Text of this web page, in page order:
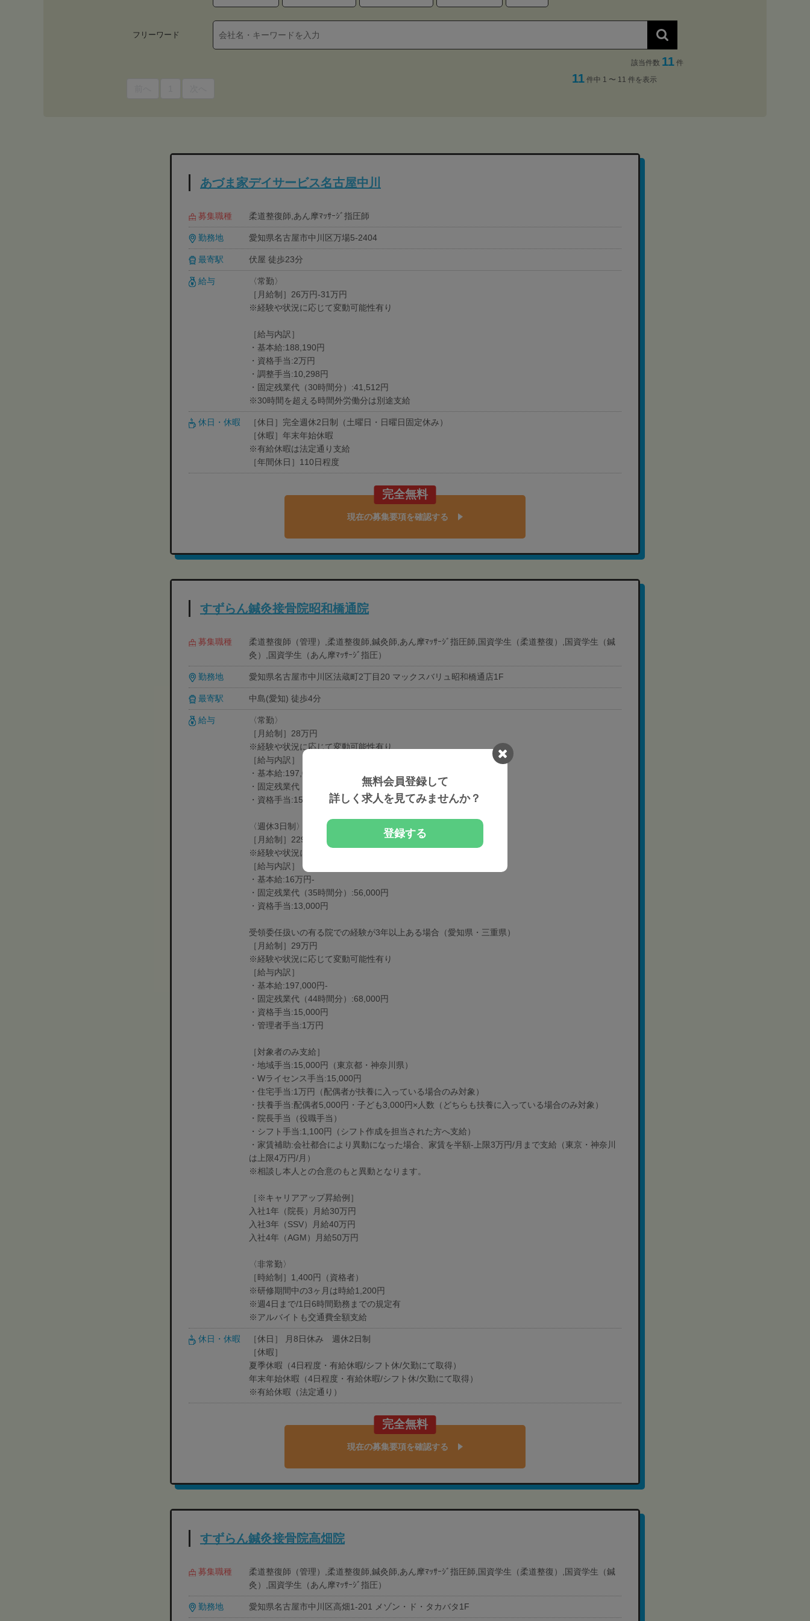
フリーワード
該当件数 11 件
11 件中 1 〜 11 件を表示
あづま家デイサービス名古屋中川
募集職種 柔道整復師,あん摩ﾏｯｻｰｼﾞ指圧師
勤務地 愛知県名古屋市中川区万場5-2404
最寄駅 伏屋 徒歩23分
給与
〈常勤〉
［月給制］26万円-31万円
※経験や状況に応じて変動可能性有り
［給与内訳］
・基本給:188,190円
・資格手当:2万円
・調整手当:10,298円
・固定残業代（30時間分）:41,512円
※30時間を超える時間外労働分は別途支給
休日・休暇
［休日］完全週休2日制（土曜日・日曜日固定休み）
［休暇］年末年始休暇
※有給休暇は法定通り支給
［年間休日］110日程度
完全無料
現在の募集要項を確認する
すずらん鍼灸接骨院昭和橋通院
募集職種
柔道整復師（管理）,柔道整復師,鍼灸師,あん摩ﾏｯｻｰｼﾞ指圧師,国資学生（柔道整復）,国資学生（鍼
灸）,国資学生（あん摩ﾏｯｻｰｼﾞ指圧）
勤務地 愛知県名古屋市中川区法蔵町2丁目20 マックスバリュ昭和橋通店1F
最寄駅 中島(愛知) 徒歩4分
給与
〈常勤〉
［月給制］28万円
※経験や状況に応じて変動可能性有り
［給与内訳］
・基本給:197,000円-
・固定残業代（44時間分）:68,000円
・資格手当:15,000円
〈週休3日制〉
［月給制］229,000円
※経験や状況に応じて変動可能性有り
［給与内訳］
・基本給:16万円-
・固定残業代（35時間分）:56,000円
・資格手当:13,000円
受領委任扱いの有る院での経験が3年以上ある場合（愛知県・三重県）
［月給制］29万円
※経験や状況に応じて変動可能性有り
［給与内訳］
・基本給:197,000円-
・固定残業代（44時間分）:68,000円
・資格手当:15,000円
・管理者手当:1万円
［対象者のみ支給］
・地域手当:15,000円（東京都・神奈川県）
・Wライセンス手当:15,000円
・住宅手当:1万円（配偶者が扶養に入っている場合のみ対象）
・扶養手当:配偶者5,000円・子ども3,000円×人数（どちらも扶養に入っている場合のみ対象）
・院長手当（役職手当）
・シフト手当:1,100円（シフト作成を担当された方へ支給）
・家賃補助:会社都合により異動になった場合、家賃を半額-上限3万円/月まで支給（東京・神奈川
は上限4万円/月）
※相談し本人との合意のもと異動となります。
［※キャリアアップ昇給例］
入社1年（院長）月給30万円
入社3年（SSV）月給40万円
入社4年（AGM）月給50万円
〈非常勤〉
［時給制］1,400円（資格者）
※研修期間中の3ヶ月は時給1,200円
※週4日まで/1日6時間勤務までの規定有
※アルバイトも交通費全額支給
休日・休暇
［休日］ 月8日休み 週休2日制
［休暇］
夏季休暇（4日程度・有給休暇/シフト休/欠勤にて取得）
年末年始休暇（4日程度・有給休暇/シフト休/欠勤にて取得）
※有給休暇（法定通り）
完全無料
現在の募集要項を確認する
すずらん鍼灸接骨院高畑院
募集職種
柔道整復師（管理）,柔道整復師,鍼灸師,あん摩ﾏｯｻｰｼﾞ指圧師,国資学生（柔道整復）,国資学生（鍼
灸）,国資学生（あん摩ﾏｯｻｰｼﾞ指圧）
勤務地 愛知県名古屋市中川区高畑1-201 メゾン・ド・タカバタ1F
無料会員登録して
詳しく求人を見てみませんか？
登録する